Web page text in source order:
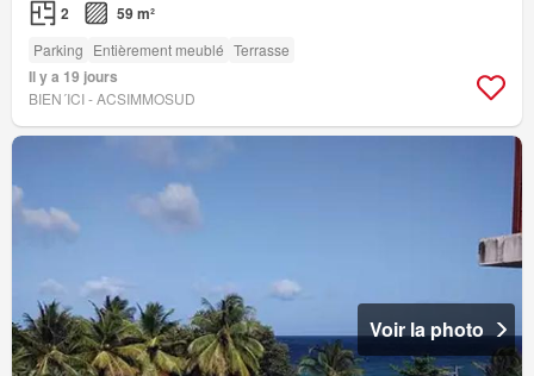
2 59 m²
Parking Entièrement meublé Terrasse
Il y a 19 jours
BIEN´ICI - ACSIMMOSUD
Voir la photo